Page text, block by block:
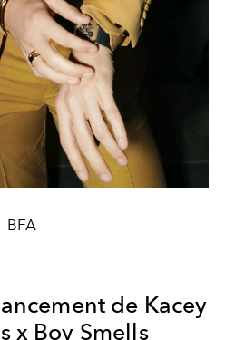
BFA
de Kacey
x Boy Smells